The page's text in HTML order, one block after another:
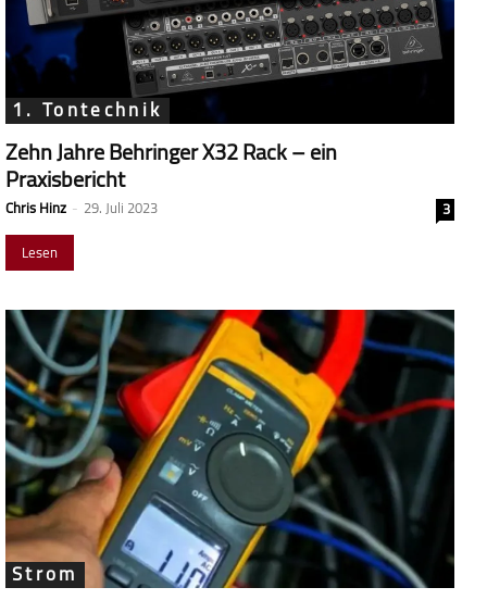
1. Tontechnik
Zehn Jahre Behringer X32 Rack – ein
Praxisbericht
Chris Hinz - 29. Juli 2023
3
Lesen
Strom